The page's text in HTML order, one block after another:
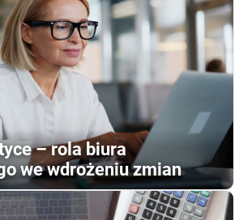
– rola biura
we wdrożeniu zmian